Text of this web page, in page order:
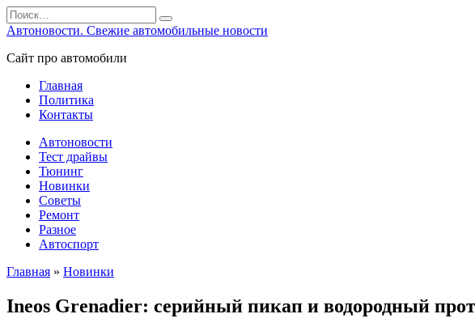
Перейти
к
Search
for:
Автоновости. Свежие автомобильные новости
Сайт про автомобили
Главная
Политика
Контакты
Автоновости
Тест драйвы
Тюнинг
Новинки
Советы
Ремонт
Разное
Автоспорт
Главная » Новинки
Ineos Grenadier: серийный пикап и водородный